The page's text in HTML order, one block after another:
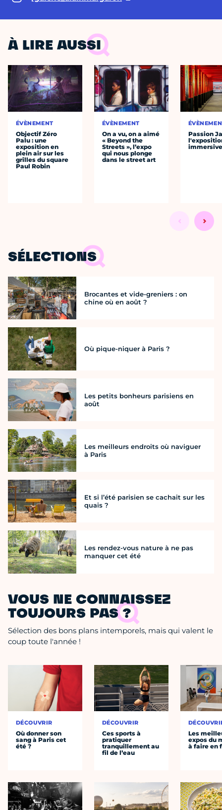
À LIRE AUSSI
ÉVÈNEMENT
Objectif Zéro
Palu : une
exposition en
plein air sur les
grilles du square
Paul Robin
ÉVÈNEMENT
On a vu, on a aimé
« Beyond the
Streets », l’expo
qui nous plonge
dans le street art
Passion
SÉLECTIONS
Brocantes et vide-greniers : on
chine où en août ?
Où pique-niquer à Paris ?
Les petits bonheurs parisiens en
août
Les meilleurs endroits où naviguer
à Paris
Et si l’été parisien se cachait sur les
quais ?
Les rendez-vous nature à ne pas
manquer cet été
VOUS NE CONNAISSEZ
TOUJOURS PAS ?
Sélection des bons plans intemporels, mais qui valent le
coup toute l'année !
DÉCOUVRIR
Où donner son
sang à Paris cet
été ?
DÉCOUVRIR
Ces sports à
pratiquer
tranquillement au
fil de l’eau
Les
expos du
à faire en